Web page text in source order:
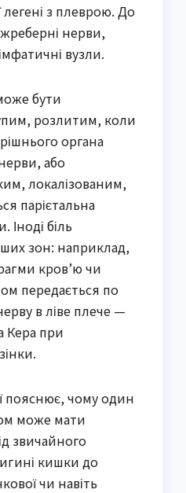
легені з плеврою. До
нерви,
вузли.
бути
розлитим, коли
органа
або
локалізованим,
парієтальна
Іноді біль
зон: наприклад,
кров’ю чи
передається по
в ліве плече —
Кера при
пояснює, чому один
може мати
звичайного
кишки до
чи навіть